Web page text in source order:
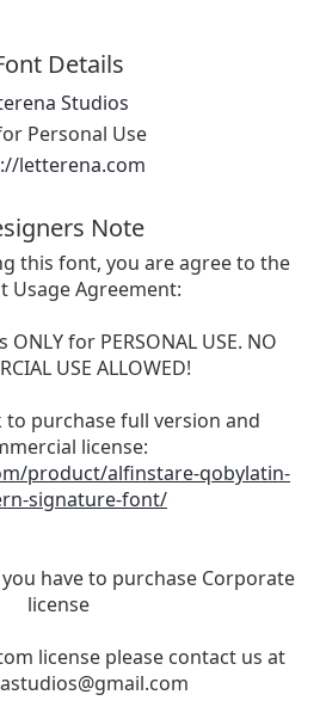
Details
Studios
Personal Use
letterena.com
Note
this font, you are agree to the
Usage Agreement:
for PERSONAL USE. NO
USE ALLOWED!
to purchase full version and
license:
product/alfinstare-qobylatin-
signature-font/
have to purchase Corporate
license
license please contact us at